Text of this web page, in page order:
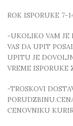
ROK ISPORUKE 7-
-UKOLIKO VAM JE
VAS DA UPIT
UPITU JE
VREME ISPORUKE
-TROSKOVI
CENOVNIKU